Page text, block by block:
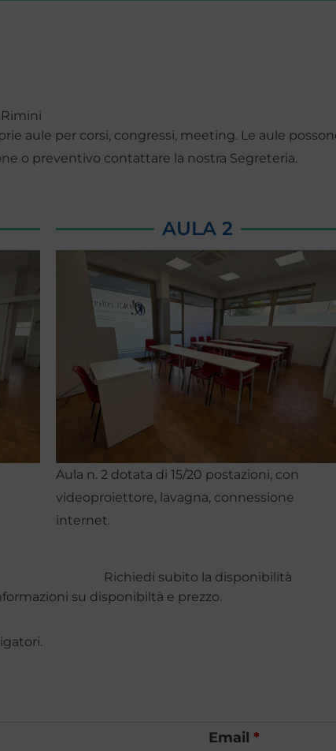
aule per corsi, congressi, meeting. Le aule
o preventivo contattare la nostra Segreteria.
AULA 2
Aula n. 2 dotata di 15/20 postazioni, con
videoproiettore, lavagna, connessione
internet.
Richiedi subito la disponibilità
su disponibiltà e prezzo.
Email*